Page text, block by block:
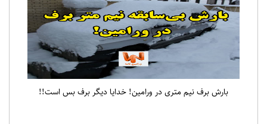
بارش برف نیم متری در ورامین! خدایا دیگر برف بس است!!